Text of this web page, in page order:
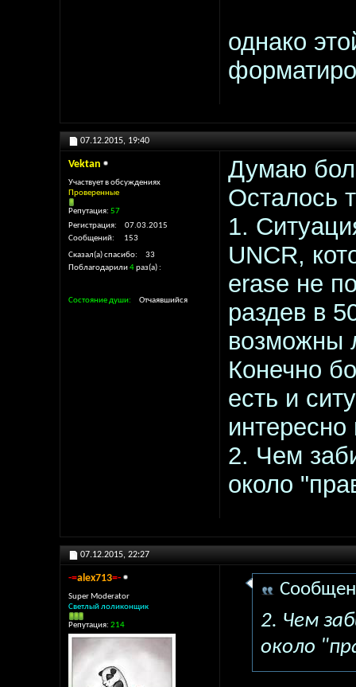
однако
07.12.2015, 19:40
Vektan
Участвует в обсуждениях
Проверенные
Репутация: 57
Регистрация
07.03.2015
Сообщений
153
Сказал(а) спасибо
33
Поблагодарили4раз(а)
Состояние души Отчаявшийся
Думаю
Осталось
1.
UNCR,
erase не
раздев в
возможны
Конечно
есть и
2. Чем
около
07.12.2015, 22:27
-=alex713=-
Super Moderator
Светлый лоликонщик
Репутация: 214
2. Чем
около